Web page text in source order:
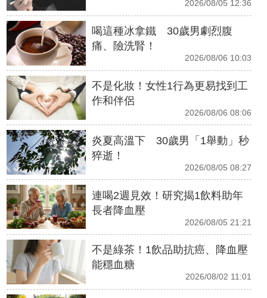
2026/08/05 12:36
喝這種冰拿鐵 30歲男劇烈腹
痛、險洗腎！
2026/08/06 10:03
不是化妝！女性1行為更易找到工
作和伴侶
2026/08/06 08:06
炎夏高溫下 30歲男「1舉動」秒
猝逝！
2026/08/05 08:27
連喝2週見效！研究揭1飲料助年
長者降血壓
2026/08/05 21:21
不是綠茶！1飲品助抗癌、降血壓
能穩血糖
2026/08/02 11:01